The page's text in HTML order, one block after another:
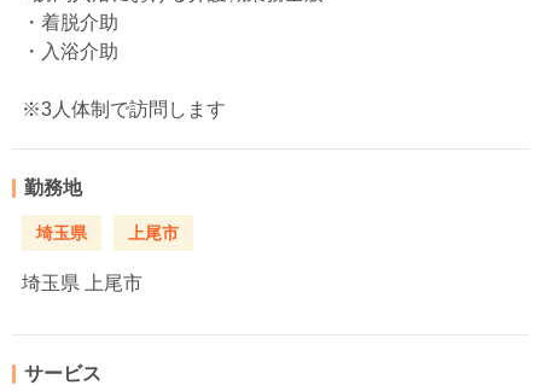
・着脱介助
・入浴介助
※3人体制で訪問します
勤務地
埼玉県 上尾市
埼玉県 上尾市
サービス